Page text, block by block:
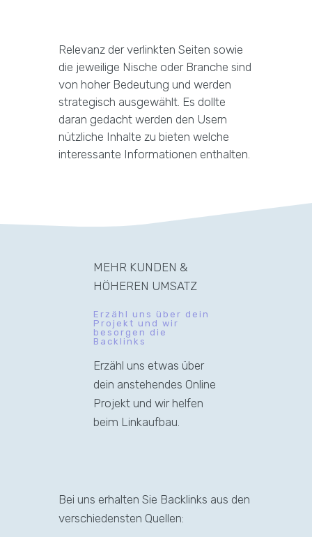
Relevanz der verlinkten Seiten sowie
die jeweilige Nische oder Branche sind
von hoher Bedeutung und werden
strategisch ausgewählt. Es dollte
daran gedacht werden den Usern
nützliche Inhalte zu bieten welche
interessante Informationen enthalten.
MEHR KUNDEN &
HÖHEREN UMSATZ
Erzähl uns über dein
Projekt und wir
besorgen die
Backlinks
Erzähl uns etwas über
dein anstehendes Online
Projekt und wir helfen
beim Linkaufbau.
Bei uns erhalten Sie Backlinks aus den
verschiedensten Quellen: